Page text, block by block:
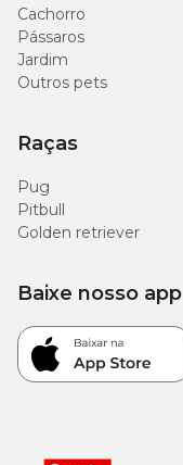
Cachorro
Pássaros
Jardim
Outros pets
Raças
Pug
Pitbull
Golden retriever
Baixe nosso app